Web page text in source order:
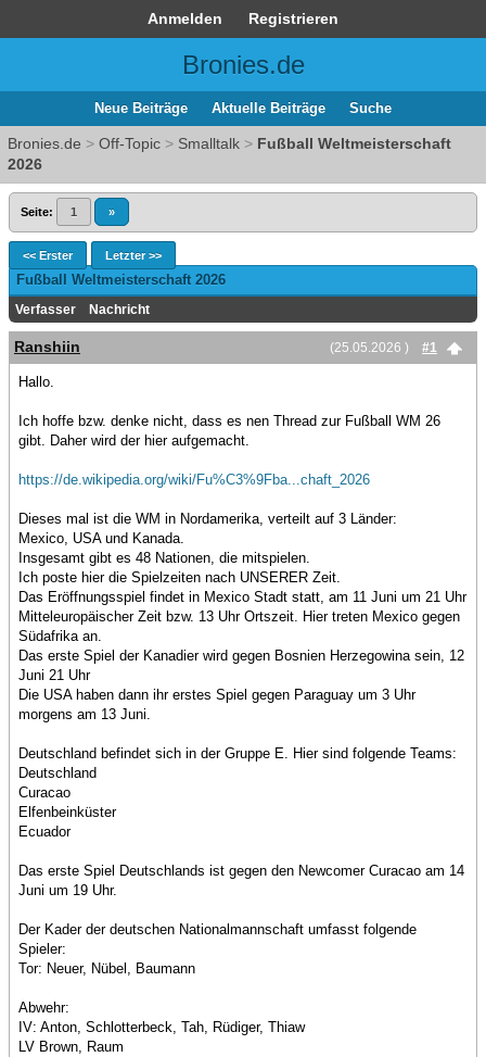
Anmelden Registrieren
Bronies.de
Neue Beiträge Aktuelle Beiträge Suche
Bronies.de > Off-Topic > Smalltalk > Fußball Weltmeisterschaft
2026
Seite: 1 »
<< Erster Letzter >>
Fußball Weltmeisterschaft 2026
Verfasser Nachricht
(25.05.2026 ) #1
Ranshiin
Hallo.
Ich hoffe bzw. denke nicht, dass es nen Thread zur Fußball WM 26
gibt. Daher wird der hier aufgemacht.
https://de.wikipedia.org/wiki/Fu%C3%9Fba...chaft_2026
Dieses mal ist die WM in Nordamerika, verteilt auf 3 Länder:
Mexico, USA und Kanada.
Insgesamt gibt es 48 Nationen, die mitspielen.
Ich poste hier die Spielzeiten nach UNSERER Zeit.
Das Eröffnungsspiel findet in Mexico Stadt statt, am 11 Juni um 21 Uhr
Mitteleuropäischer Zeit bzw. 13 Uhr Ortszeit. Hier treten Mexico gegen
Südafrika an.
Das erste Spiel der Kanadier wird gegen Bosnien Herzegowina sein, 12
Juni 21 Uhr
Die USA haben dann ihr erstes Spiel gegen Paraguay um 3 Uhr
morgens am 13 Juni.
Deutschland befindet sich in der Gruppe E. Hier sind folgende Teams:
Deutschland
Curacao
Elfenbeinküster
Ecuador
Das erste Spiel Deutschlands ist gegen den Newcomer Curacao am 14
Juni um 19 Uhr.
Der Kader der deutschen Nationalmannschaft umfasst folgende
Spieler:
Tor: Neuer, Nübel, Baumann
Abwehr:
IV: Anton, Schlotterbeck, Tah, Rüdiger, Thiaw
LV Brown, Raum